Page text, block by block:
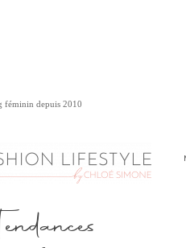
féminin depuis 2010